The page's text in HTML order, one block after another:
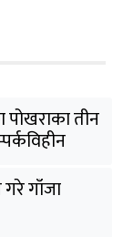
पोखराका तीन
गाँजा